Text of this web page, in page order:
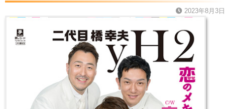
2023年8月3日